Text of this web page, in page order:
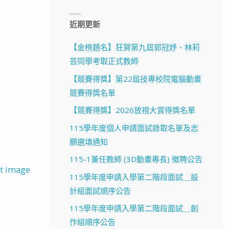
image
近期更新
【金榜題名】狂賀第九屆郭冠妤、林莉
芸同學考取正式教師
【競賽得獎】第22屆技專校院電腦動畫
競賽得獎名單
【競賽得獎】2026放視大賞得獎名單
115學年度個人申請面試錄取名單及志
願選填通知
115-1兼任教師 (3D動畫專長) 徵聘公告
115學年度申請入學第二階段面試＿設
計組面試順序公告
115學年度申請入學第二階段面試＿創
作組順序公告